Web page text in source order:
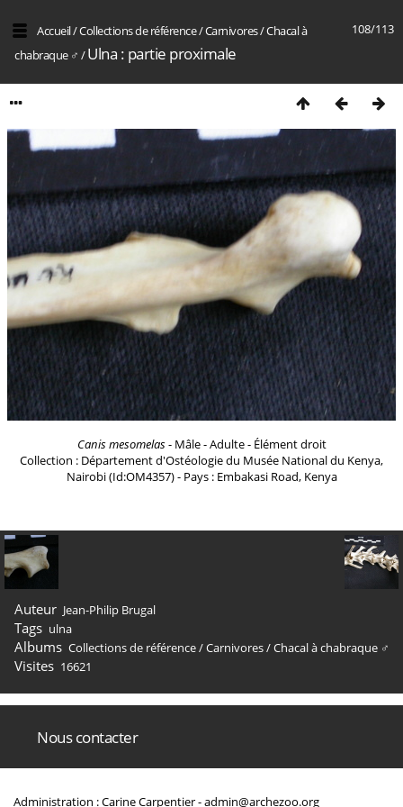
108/113
Accueil/Collections de référence/Carnivores/Chacal à
chabraque ♂ /Ulna : partie proximale
Canis mesomelas- Mâle - Adulte - Élément droit
Collection : Département d'Ostéologie du Musée National du Kenya,
Nairobi (Id:OM4357) - Pays : Embakasi Road, Kenya
Auteur Jean-Philip Brugal
Tags ulna
Albums Collections de référence/Carnivores/Chacal à chabraque ♂
Visites 16621
Nous contacter
Administration : Carine Carpentier -admin@archezoo.org